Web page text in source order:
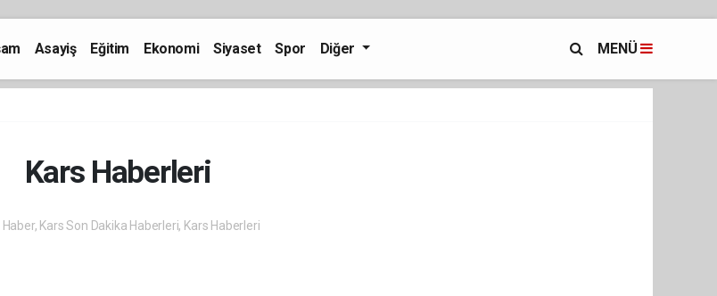
Asayiş Eğitim Ekonomi Siyaset Spor Diğer MENÜ
Kars Haberleri
Haber, Kars Son Dakika Haberleri, Kars Haberleri